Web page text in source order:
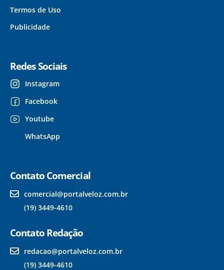
Termos de Uso
Publicidade
Redes Sociais
Instagram
Facebook
Youtube
WhatsApp
Contato Comercial
comercial@portalveloz.com.br
(19) 3449-4610
Contato Redação
redacao@portalveloz.com.br
(19) 3449-4610